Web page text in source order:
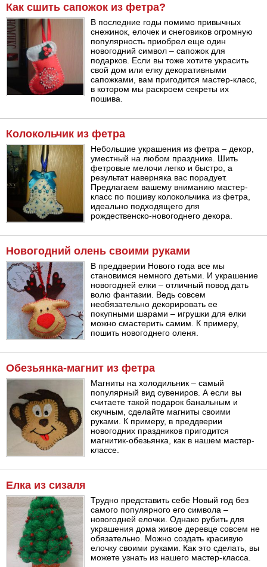
Как сшить сапожок из фетра?
В последние годы помимо привычных
снежинок, елочек и снеговиков огромную
популярность приобрел еще один
новогодний символ – сапожок для
подарков. Если вы тоже хотите украсить
свой дом или елку декоративными
сапожками, вам пригодится мастер-класс,
в котором мы раскроем секреты их
пошива.
Колокольчик из фетра
Небольшие украшения из фетра – декор,
уместный на любом празднике. Шить
фетровые мелочи легко и быстро, а
результат наверняка вас порадует.
Предлагаем вашему вниманию мастер-
класс по пошиву колокольчика из фетра,
идеально подходящего для
рождественско-новогоднего декора.
Новогодний олень своими руками
В преддверии Нового года все мы
становимся немного детьми. И украшение
новогодней елки – отличный повод дать
волю фантазии. Ведь совсем
необязательно декорировать ее
покупными шарами – игрушки для елки
можно смастерить самим. К примеру,
пошить новогоднего оленя.
Обезьянка-магнит из фетра
Магниты на холодильник – самый
популярный вид сувениров. А если вы
считаете такой подарок банальным и
скучным, сделайте магниты своими
руками. К примеру, в преддверии
новогодних праздников пригодится
магнитик-обезьянка, как в нашем мастер-
классе.
Елка из сизаля
Трудно представить себе Новый год без
самого популярного его символа –
новогодней елочки. Однако рубить для
украшения дома живое деревце совсем не
обязательно. Можно создать красивую
елочку своими руками. Как это сделать, вы
можете узнать из нашего мастер-класса.